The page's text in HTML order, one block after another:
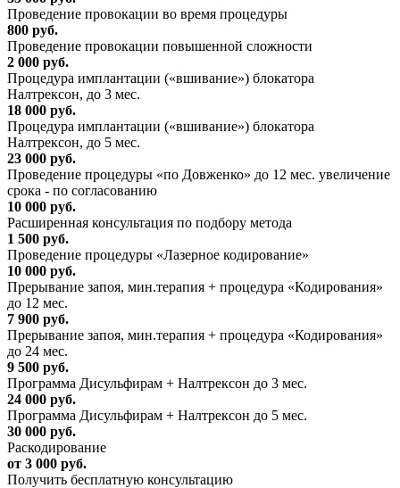
Проведение провокации во время процедуры
800 руб.
Проведение провокации повышенной сложности
2 000 руб.
Процедура имплантации («вшивание») блокатора
Налтрексон, до 3 мес.
18 000 руб.
Процедура имплантации («вшивание») блокатора
Налтрексон, до 5 мес.
23 000 руб.
Проведение процедуры «по Довженко» до 12 мес. увеличение
срока - по согласованию
10 000 руб.
Расширенная консультация по подбору метода
1 500 руб.
Проведение процедуры «Лазерное кодирование»
10 000 руб.
Прерывание запоя, мин.терапия + процедура «Кодирования»
до 12 мес.
7 900 руб.
Прерывание запоя, мин.терапия + процедура «Кодирования»
до 24 мес.
9 500 руб.
Программа Дисульфирам + Налтрексон до 3 мес.
24 000 руб.
Программа Дисульфирам + Налтрексон до 5 мес.
30 000 руб.
Раскодирование
от 3 000 руб.
Получить бесплатную консультацию